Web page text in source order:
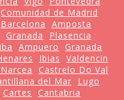
Comunidad de Madrid
Barcelona
Amposta
Granada
Plasencia
Ampuero
Granada
Ibias
Valdencin
Castrelo Do Val
del Mar
Lugo
Cartes
Cantabria